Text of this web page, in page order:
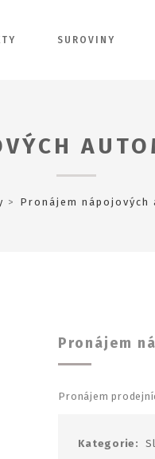
SUROVINY
Pronájem
Pronájem
Pronájem
Kategorie: